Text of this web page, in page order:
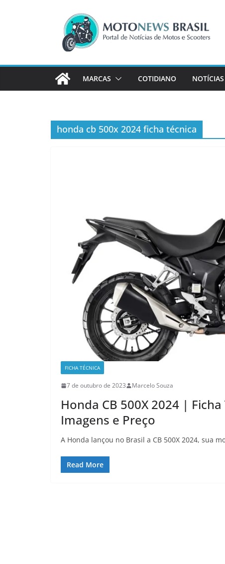
MARCAS COTIDIANO NOTÍCIAS
honda cb 500x 2024 ficha técnica
FICHA TÉCNICA
7 de outubro de 2023 Marcelo Souza
Honda CB 500X 2024 |
Imagens e Preço
A Honda lançou no Brasil a CB 500X 2024, sua
Read More